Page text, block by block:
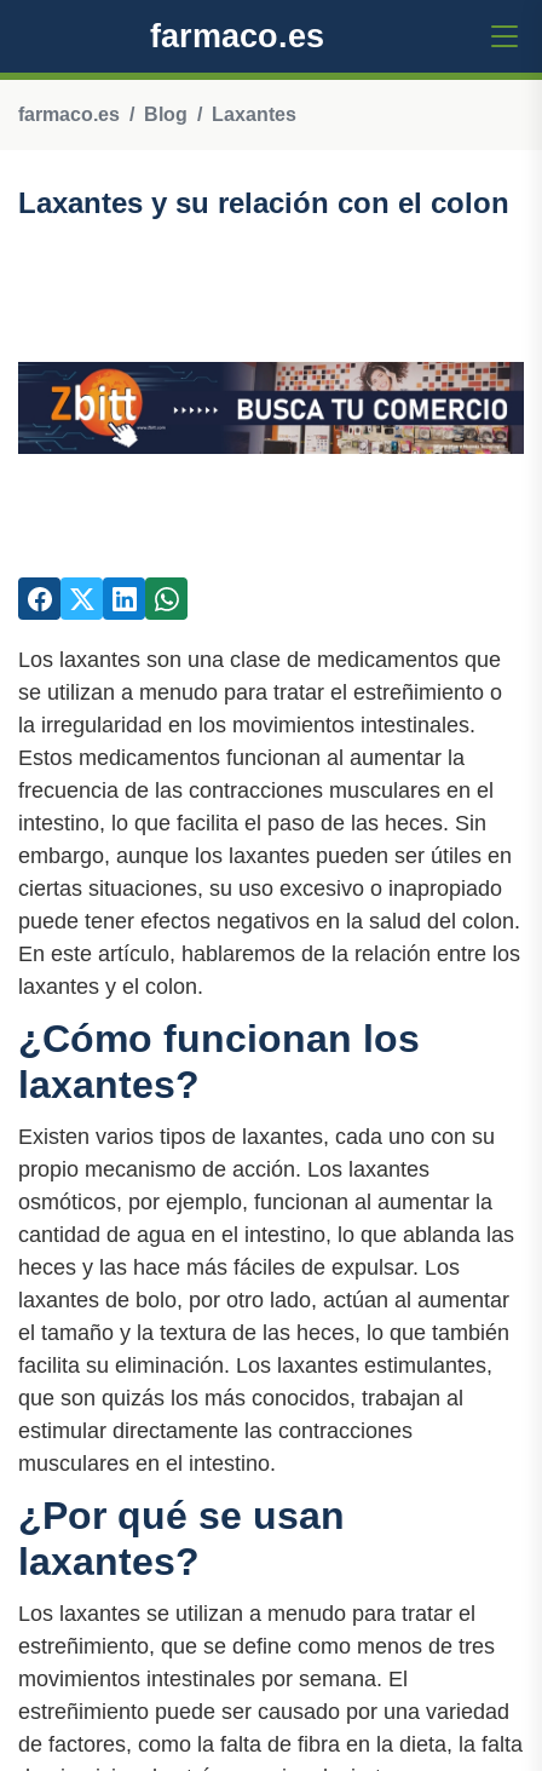
farmaco.es
farmaco.es Blog Laxantes
Laxantes y su relación con el colon
Los laxantes son una clase de medicamentos que
se utilizan a menudo para tratar el estreñimiento o
la irregularidad en los movimientos intestinales.
Estos medicamentos funcionan al aumentar la
frecuencia de las contracciones musculares en el
intestino, lo que facilita el paso de las heces. Sin
embargo, aunque los laxantes pueden ser útiles en
ciertas situaciones, su uso excesivo o inapropiado
puede tener efectos negativos en la salud del colon.
En este artículo, hablaremos de la relación entre los
laxantes y el colon.
¿Cómo funcionan los
laxantes?
Existen varios tipos de laxantes, cada uno con su
propio mecanismo de acción. Los laxantes
osmóticos, por ejemplo, funcionan al aumentar la
cantidad de agua en el intestino, lo que ablanda las
heces y las hace más fáciles de expulsar. Los
laxantes de bolo, por otro lado, actúan al aumentar
el tamaño y la textura de las heces, lo que también
facilita su eliminación. Los laxantes estimulantes,
que son quizás los más conocidos, trabajan al
estimular directamente las contracciones
musculares en el intestino.
¿Por qué se usan
laxantes?
Los laxantes se utilizan a menudo para tratar el
estreñimiento, que se define como menos de tres
movimientos intestinales por semana. El
estreñimiento puede ser causado por una variedad
de factores, como la falta de fibra en la dieta, la falta